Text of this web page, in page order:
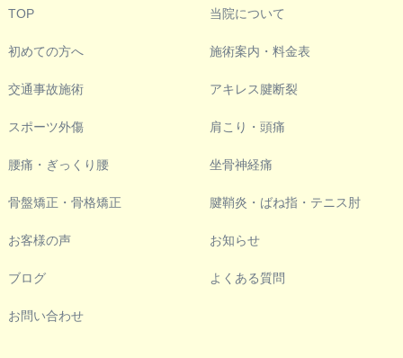
TOP 当院について
初めての方へ 施術案内・料金表
交通事故施術 アキレス腱断裂
スポーツ外傷 肩こり・頭痛
腰痛・ぎっくり腰 坐骨神経痛
骨盤矯正・骨格矯正 腱鞘炎・ばね指・テニス肘
お客様の声 お知らせ
ブログ よくある質問
お問い合わせ